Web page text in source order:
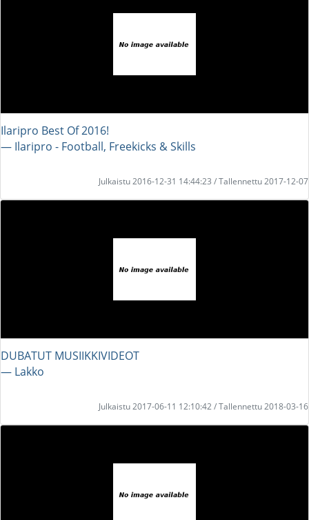
Ilaripro Best Of 2016!
― Ilaripro - Football, Freekicks & Skills
Julkaistu 2016-12-31 14:44:23 / Tallennettu 2017-12-07
DUBATUT MUSIIKKIVIDEOT
― Lakko
Julkaistu 2017-06-11 12:10:42 / Tallennettu 2018-03-16